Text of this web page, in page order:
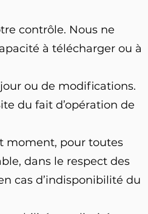
contrôle. Nous ne
à télécharger ou à
ou de modifications.
du fait d’opération de
moment, pour toutes
dans le respect des
cas d’indisponibilité du